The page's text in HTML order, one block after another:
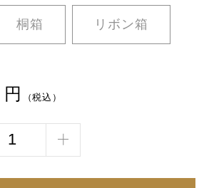
桐箱 リボン箱
円 （税込）